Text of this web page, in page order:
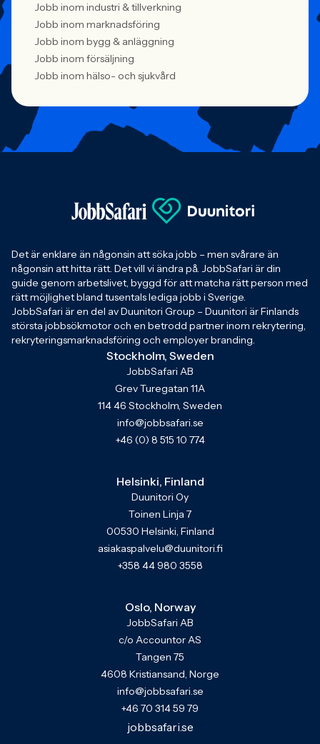
Jobb inom industri & tillverkning
Jobb inom marknadsföring
Jobb inom bygg & anläggning
Jobb inom försäljning
Jobb inom hälso- och sjukvård
Det är enklare än någonsin att söka jobb – men svårare än
någonsin att hitta rätt. Det vill vi ändra på. JobbSafari är din
guide genom arbetslivet, byggd för att matcha rätt person med
rätt möjlighet bland tusentals lediga jobb i Sverige.
JobbSafari är en del av Duunitori Group – Duunitori är Finlands
största jobbsökmotor och en betrodd partner inom rekrytering,
rekryteringsmarknadsföring och employer branding.
Stockholm, Sweden
JobbSafari AB
Grev Turegatan 11A
114 46 Stockholm, Sweden
info@jobbsafari.se
+46 (0) 8 515 10 774
Helsinki, Finland
Duunitori Oy
Toinen Linja 7
00530 Helsinki, Finland
asiakaspalvelu@duunitori.fi
+358 44 980 3558
Oslo, Norway
JobbSafari AB
c/o Accountor AS
Tangen 75
4608 Kristiansand, Norge
info@jobbsafari.se
+46 70 314 59 79
jobbsafari.se